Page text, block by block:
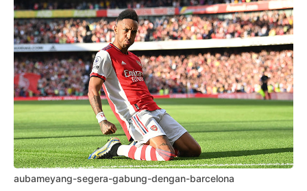
aubameyang-segera-gabung-dengan-barcelona